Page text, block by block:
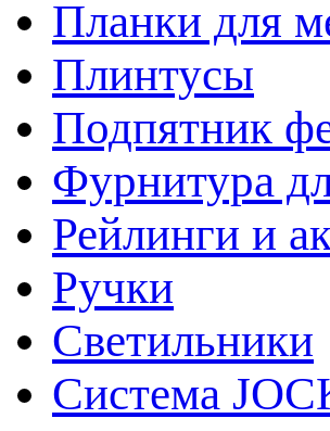
Планки для
Плинтусы
Подпятник
Фурнитура
Рейлинги и
Ручки
Светильники
Система